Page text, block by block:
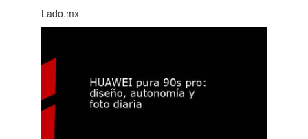
Lado.mx